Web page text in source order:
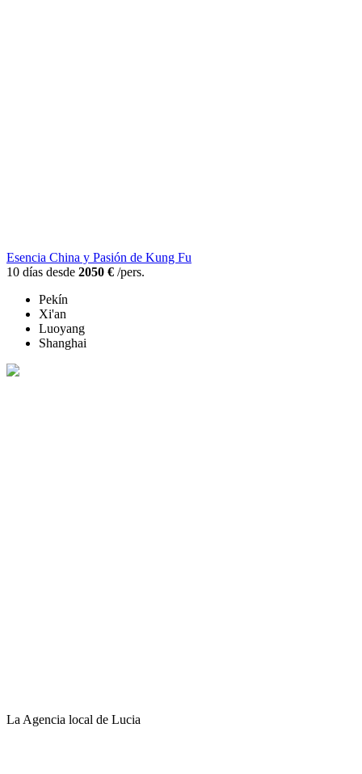
Esencia China y Pasión de Kung Fu
10 días desde 2050 € /pers.
Pekín
Xi'an
Luoyang
Shanghai
La Agencia local de Lucia